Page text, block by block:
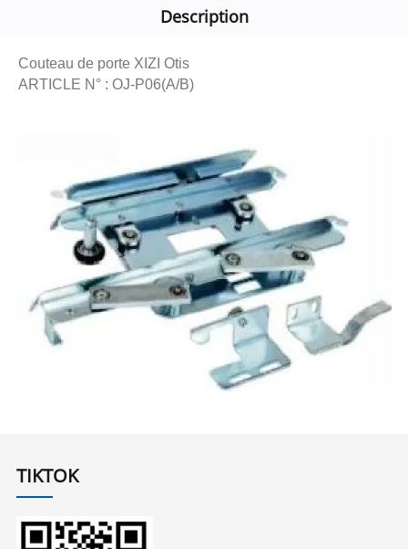
Description
Couteau de porte XIZI Otis
ARTICLE N° : OJ-P06(A/B)
TIKTOK